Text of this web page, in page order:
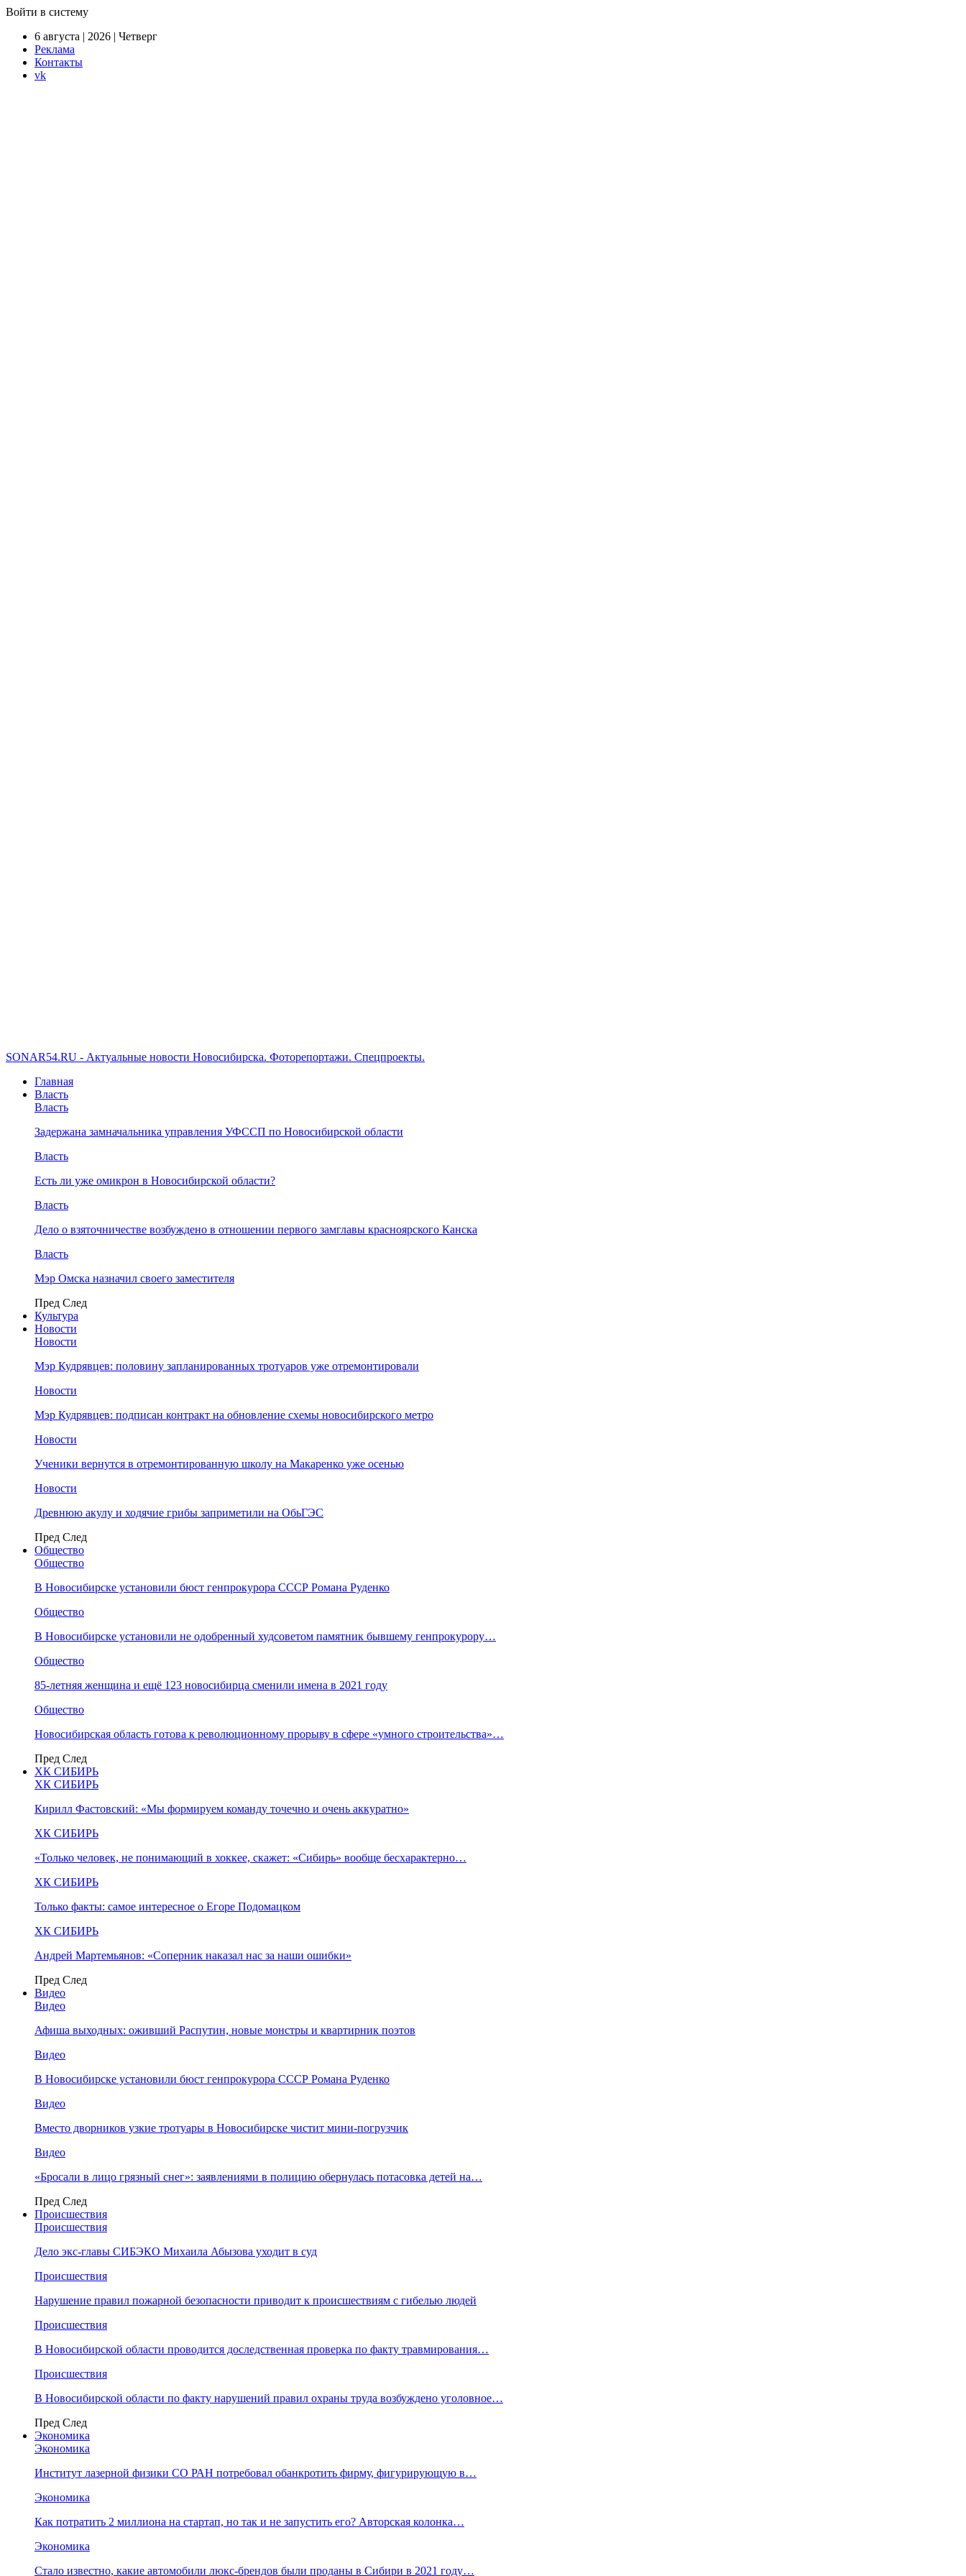
Войти в систему
6 августа | 2026 | Четверг
Реклама
Контакты
vk
SONAR54.RU - Актуальные новости Новосибирска. Фоторепортажи. Спецпроекты.
Главная
Власть
Власть
Задержана замначальника управления УФССП по Новосибирской области
Власть
Есть ли уже омикрон в Новосибирской области?
Власть
Дело о взяточничестве возбуждено в отношении первого замглавы красноярского Канска
Власть
Мэр Омска назначил своего заместителя
Пред След
Культура
Новости
Новости
Мэр Кудрявцев: половину запланированных тротуаров уже отремонтировали
Новости
Мэр Кудрявцев: подписан контракт на обновление схемы новосибирского метро
Новости
Ученики вернутся в отремонтированную школу на Макаренко уже осенью
Новости
Древнюю акулу и ходячие грибы заприметили на ОбьГЭС
Пред След
Общество
Общество
В Новосибирске установили бюст генпрокурора СССР Романа Руденко
Общество
В Новосибирске установили не одобренный худсоветом памятник бывшему генпрокурору…
Общество
85-летняя женщина и ещё 123 новосибирца сменили имена в 2021 году
Общество
Новосибирская область готова к революционному прорыву в сфере «умного строительства»…
Пред След
ХК СИБИРЬ
ХК СИБИРЬ
Кирилл Фастовский: «Мы формируем команду точечно и очень аккуратно»
ХК СИБИРЬ
«Только человек, не понимающий в хоккее, скажет: «Сибирь» вообще бесхарактерно…
ХК СИБИРЬ
Только факты: самое интересное о Егоре Подомацком
ХК СИБИРЬ
Андрей Мартемьянов: «Соперник наказал нас за наши ошибки»
Пред След
Видео
Видео
Афиша выходных: оживший Распутин, новые монстры и квартирник поэтов
Видео
В Новосибирске установили бюст генпрокурора СССР Романа Руденко
Видео
Вместо дворников узкие тротуары в Новосибирске чистит мини-погрузчик
Видео
«Бросали в лицо грязный снег»: заявлениями в полицию обернулась потасовка детей на…
Пред След
Происшествия
Происшествия
Дело экс-главы СИБЭКО Михаила Абызова уходит в суд
Происшествия
Нарушение правил пожарной безопасности приводит к происшествиям с гибелью людей
Происшествия
В Новосибирской области проводится доследственная проверка по факту травмирования…
Происшествия
В Новосибирской области по факту нарушений правил охраны труда возбуждено уголовное…
Пред След
Экономика
Экономика
Институт лазерной физики СО РАН потребовал обанкротить фирму, фигурирующую в…
Экономика
Как потратить 2 миллиона на стартап, но так и не запустить его? Авторская колонка…
Экономика
Стало известно, какие автомобили люкс-брендов были проданы в Сибири в 2021 году…